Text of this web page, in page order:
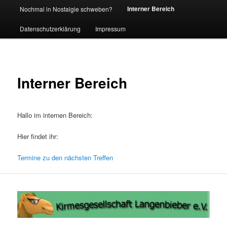
Nochmal in Nostalgie schweben? Interner Bereich
Datenschutzerklärung Impressum
Interner Bereich
Hallo im internen Bereich:
Hier findet ihr:
Termine zu den nächsten Treffen